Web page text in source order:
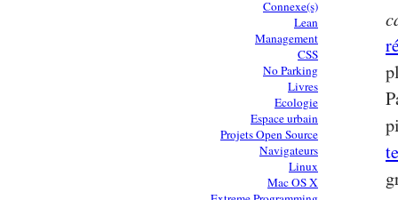
Connexe(s)
Lean
Management
CSS
No Parking
Livres
Ecologie
Espace urbain
Projets Open Source
Navigateurs
Linux
Mac OS X